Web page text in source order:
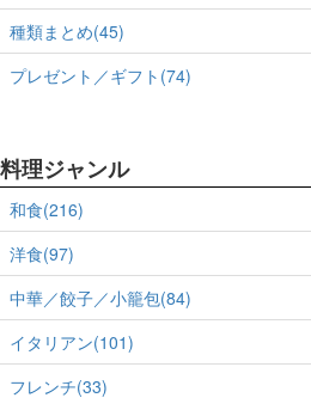
種類まとめ(45)
プレゼント／ギフト(74)
料理ジャンル
和食(216)
洋食(97)
中華／餃子／小籠包(84)
イタリアン(101)
フレンチ(33)